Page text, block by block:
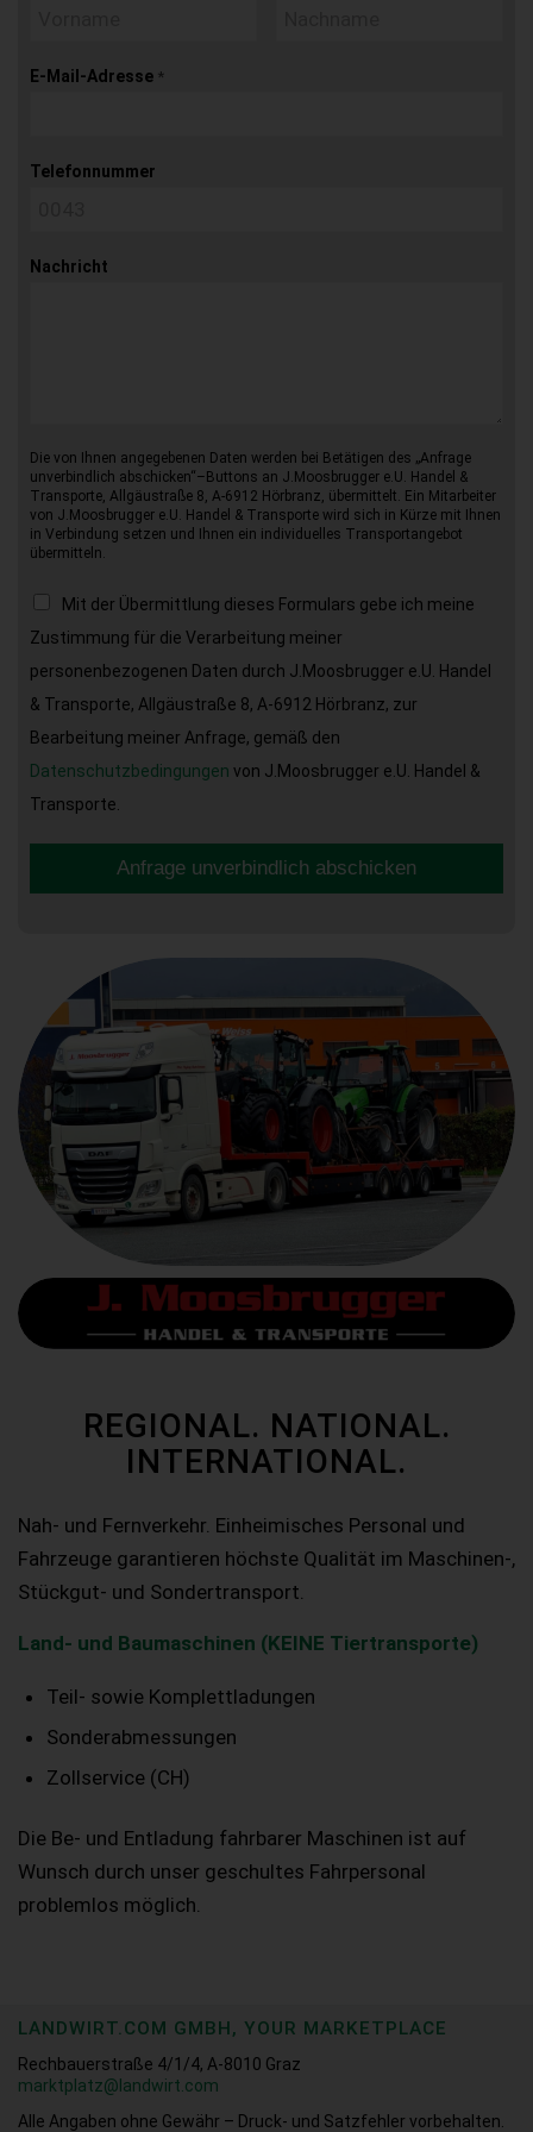
E-Mail-Adresse *
Telefonnummer
Nachricht
Die von Ihnen angegebenen Daten werden bei Betätigen des „Anfrage
unverbindlich abschicken“–Buttons an J.Moosbrugger e.U. Handel &
Transporte, Allgäustraße 8, A-6912 Hörbranz, übermittelt. Ein Mitarbeiter
von J.Moosbrugger e.U. Handel & Transporte wird sich in Kürze mit Ihnen
in Verbindung setzen und Ihnen ein individuelles Transportangebot
übermitteln.
Mit der Übermittlung dieses Formulars gebe ich meine
Zustimmung für die Verarbeitung meiner
personenbezogenen Daten durch J.Moosbrugger e.U. Handel
& Transporte, Allgäustraße 8, A-6912 Hörbranz, zur
Bearbeitung meiner Anfrage, gemäß den
Datenschutzbedingungen von J.Moosbrugger e.U. Handel &
Transporte.
Anfrage unverbindlich abschicken
REGIONAL. NATIONAL.
INTERNATIONAL.
Nah- und Fernverkehr. Einheimisches Personal und
Fahrzeuge garantieren höchste Qualität im Maschinen-,
Stückgut- und Sondertransport.
Land- und Baumaschinen (KEINE Tiertransporte)
Teil- sowie Komplettladungen
Sonderabmessungen
Zollservice (CH)
Die Be- und Entladung fahrbarer Maschinen ist auf
Wunsch durch unser geschultes Fahrpersonal
problemlos möglich.
LANDWIRT.COM GMBH, YOUR MARKETPLACE
Rechbauerstraße 4/1/4, A-8010 Graz
marktplatz@landwirt.com
Alle Angaben ohne Gewähr – Druck- und Satzfehler vorbehalten.